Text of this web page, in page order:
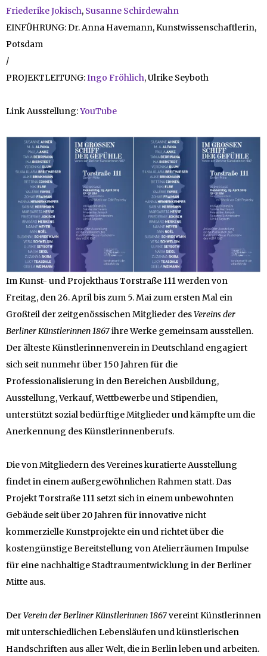
Friederike Jokisch, Susanne Schirdewahn
EINFÜHRUNG: Dr. Anna Havemann, Kunstwissenschaftlerin,
Potsdam
/
PROJEKTLEITUNG:Ingo Fröhlich, Ulrike Seyboth
Link Ausstellung:YouTube
Im Kunst- und Projekthaus Torstraße 111 werden von
Freitag, den 26. April bis zum 5. Mai zum ersten Mal ein
Großteil der zeitgenössischen Mitglieder desVereins der
Berliner Künstlerinnen 1867ihre Werke gemeinsam ausstellen.
Der älteste Künstlerinnenverein in Deutschland engagiert
sich seit nunmehr über 150 Jahren für die
Professionalisierung in den Bereichen Ausbildung,
Ausstellung, Verkauf, Wettbewerbe und Stipendien,
unterstützt sozial bedürftige Mitglieder und kämpfte um die
Anerkennung des Künstlerinnenberufs.
Die von Mitgliedern des Vereines kuratierte Ausstellung
findet in einem außergewöhnlichen Rahmen statt. Das
Projekt Torstraße 111 setzt sich in einem unbewohnten
Gebäude seit über 20 Jahren für innovative nicht
kommerzielle Kunstprojekte ein und richtet über die
kostengünstige Bereitstellung von Atelierräumen Impulse
für eine nachhaltige Stadtraumentwicklung in der Berliner
Mitte aus.
DerVerein der Berliner Künstlerinnen 1867vereint Künstlerinnen
mit unterschiedlichen Lebensläufen und künstlerischen
Handschriften aus aller Welt, die in Berlin leben und arbeiten.